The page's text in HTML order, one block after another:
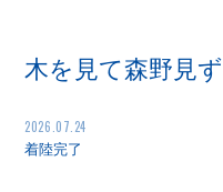
木を見て森野見ず
2026.07.24
着陸完了